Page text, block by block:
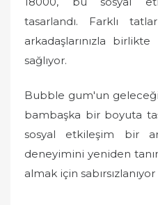
tasarlandı. Farklı
arkadaşlarınızla
sağlıyor.
Bubble gum'un
bambaşka bir boyuta
sosyal etkileşim bir
deneyimini yeniden
almak için